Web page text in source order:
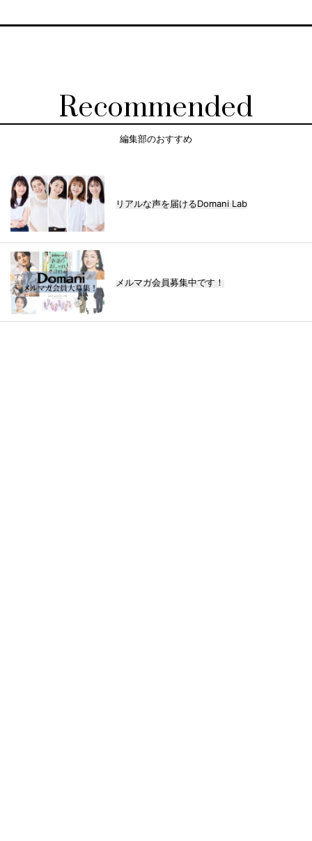
Recommended
編集部のおすすめ
リアルな声を届けるDomani Lab
メルマガ会員募集中です！